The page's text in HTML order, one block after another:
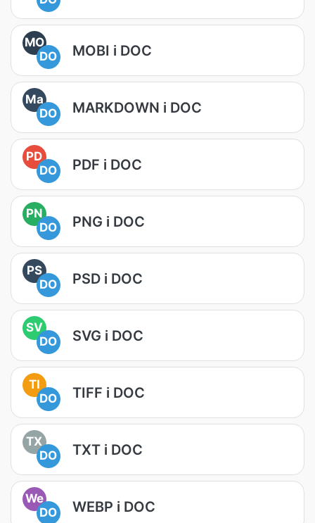
MO
DO
MOBI i DOC
Ma
DO
MARKDOWN i DOC
PD
DO
PDF i DOC
PN
DO
PNG i DOC
PS
DO
PSD i DOC
SV
DO
SVG i DOC
TI
DO
TIFF i DOC
TX
DO
TXT i DOC
We
DO
WEBP i DOC